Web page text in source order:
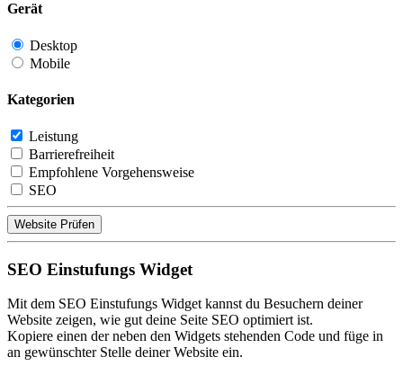
Gerät
Desktop
Mobile
Kategorien
Leistung
Barrierefreiheit
Empfohlene Vorgehensweise
SEO
Website Prüfen
SEO Einstufungs Widget
Mit dem SEO Einstufungs Widget kannst du Besuchern deiner
Website zeigen, wie gut deine Seite SEO optimiert ist.
Kopiere einen der neben den Widgets stehenden Code und füge in
an gewünschter Stelle deiner Website ein.